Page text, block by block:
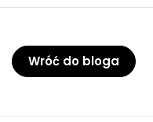
Wróć do bloga